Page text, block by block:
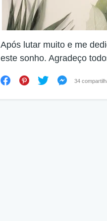
Após lutar muito e me
este sonho. Agradeço
34